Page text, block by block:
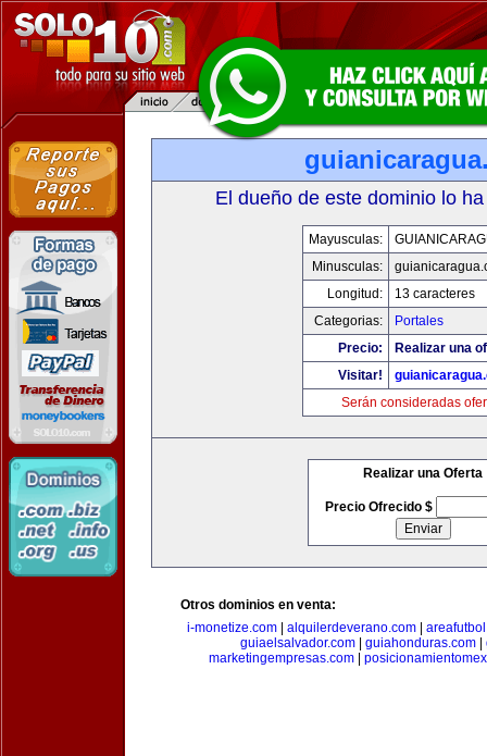
El dueño de este dominio lo
Mayusculas:
Minusculas:
Longitud:
13 caracteres
Categorias:
Portales
Precio:
Realizar una
Visitar!
Serán consideradas
Realizar una Oferta
Precio Ofrecido $
Otros dominios en venta:
i-monetize.com
alquilerdeverano.com
guiaelsalvador.com| guiahonduras.com|
marketingempresas.com